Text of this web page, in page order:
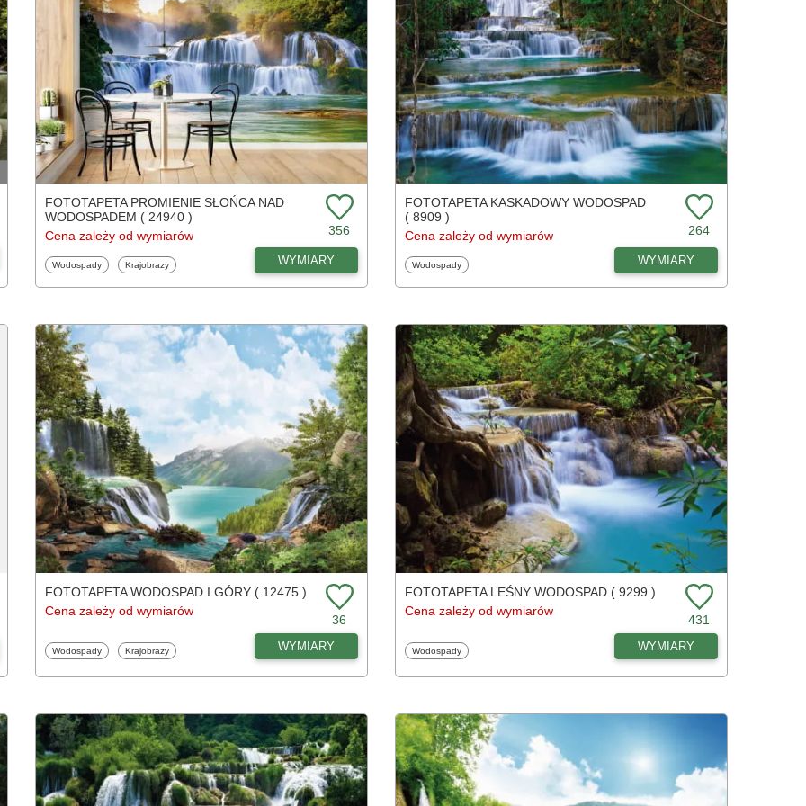
FOTOTAPETA PROMIENIE SŁOŃCA NAD
WODOSPADEM ( 24940 )
Cena zależy od wymiarów
356
Fototapety
Wodospady Fototapety
Krajobrazy WYMIARY
FOTOTAPETA KASKADOWY WODOSPAD
( 8909 )
Cena zależy od wymiarów
264
Fototapety
Wodospady WYMIARY
FOTOTAPETA WODOSPAD I GÓRY ( 12475 )
Cena zależy od wymiarów
36
Fototapety
Wodospady Fototapety
Krajobrazy WYMIARY
FOTOTAPETA LEŚNY WODOSPAD ( 9299 )
Cena zależy od wymiarów
431
Fototapety
Wodospady WYMIARY